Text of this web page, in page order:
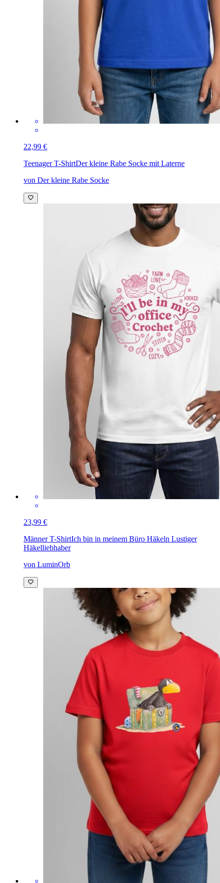
22,99 €
Teenager T-ShirtDer kleine Rabe Socke mit Laterne
von Der kleine Rabe Socke
23,99 €
Männer T-ShirtIch bin in meinem Büro Häkeln Lustiger
Häkelliebhaber
von LuminOrb